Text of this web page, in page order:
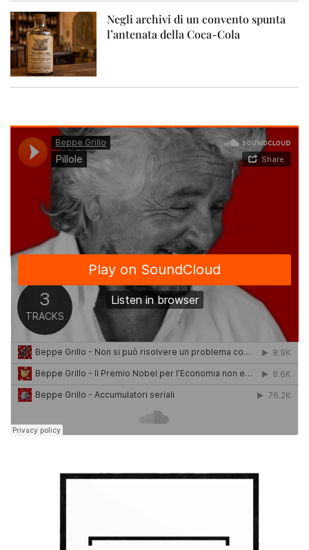
Negli archivi di un convento spunta
l’antenata della Coca-Cola